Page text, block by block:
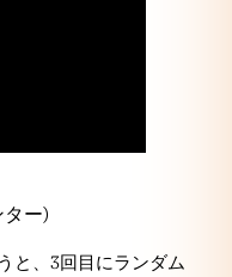
ー)
と、3回目にランダム